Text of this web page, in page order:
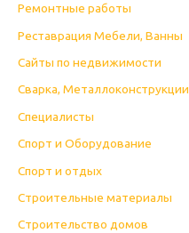
Ремонтные работы
Реставрация Мебели, Ванны
Сайты по недвижимости
Сварка, Металлоконструкции
Специалисты
Спорт и Оборудование
Спорт и отдых
Строительные материалы
Строительство домов